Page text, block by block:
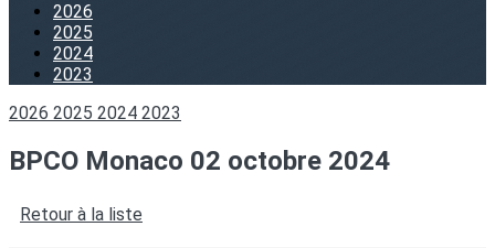
2026
2025
2024
2023
2026 2025 2024 2023
BPCO Monaco 02 octobre 2024
Retour à la liste